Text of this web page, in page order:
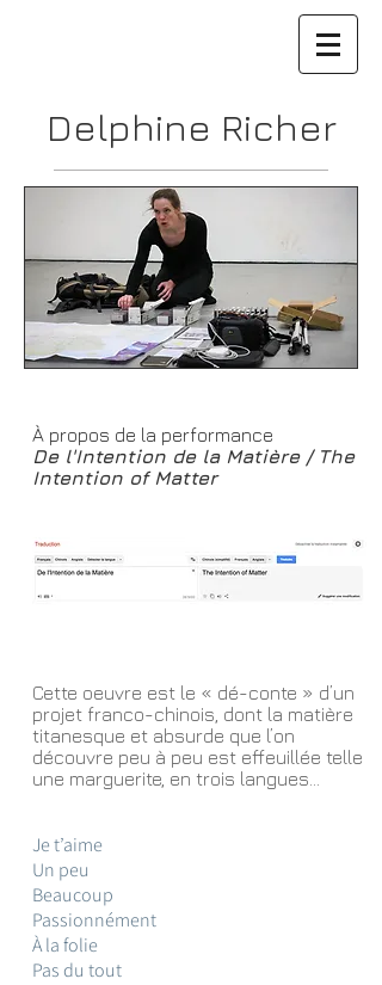
Delphine Richer
À propos de la performance
De l'Intention de la Matière / The
Intention of Matter
Cette oeuvre est le « dé-conte » d’un
projet franco-chinois, dont la matière
titanesque et absurde que l’on
découvre peu à peu est effeuillée telle
une marguerite, en trois langues…
Je t’aime
Un peu
Beaucoup
Passionnément
À la folie
Pas du tout